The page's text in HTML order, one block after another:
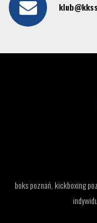
boks poznań, kickboxing